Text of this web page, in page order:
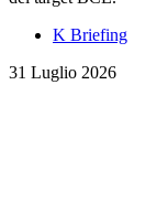
K Briefing
31 Luglio 2026